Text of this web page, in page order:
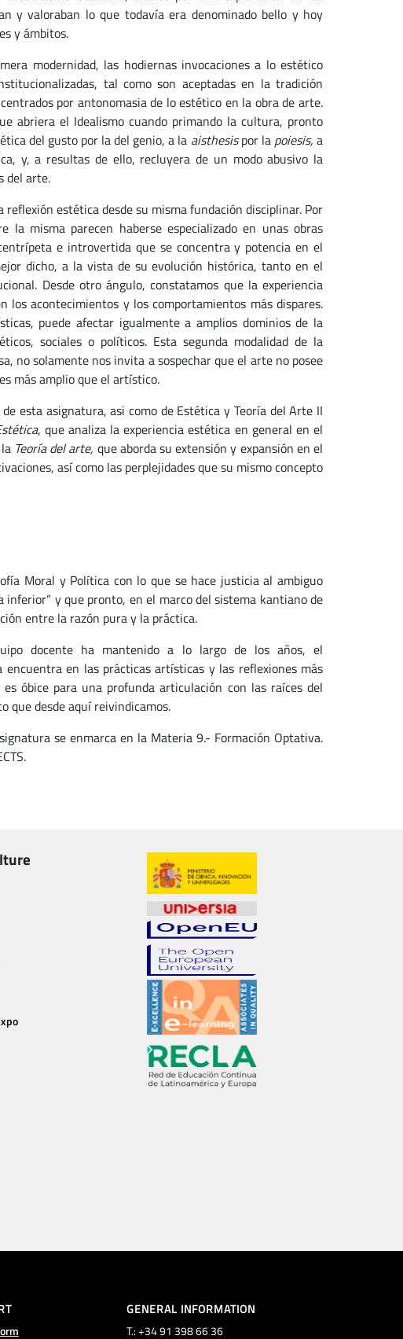
y valoraban lo que todavía era denominado bello y hoy
y ámbitos.
modernidad, las hodiernas invocaciones a lo estético
tal como son aceptadas en la tradición
por antonomasia de lo estético en la obra de arte.
abriera el Idealismo cuando primando la cultura, pronto
del gusto por la del genio, a la aisthesispor la poiesis,a
y, a resultas de ello, recluyera de un modo abusivo la
del arte.
estética desde su misma fundación disciplinar. Por
misma parecen haberse especializado en unas obras
e introvertida que se concentra y potencia en el
dicho, a la vista de su evolución histórica, tanto en el
Desde otro ángulo, constatamos que la experiencia
acontecimientos y los comportamientos más dispares.
puede afectar igualmente a amplios dominios de la
sociales o políticos. Esta segunda modalidad de la
no solamente nos invita a sospechar que el arte no posee
más amplio que el artístico.
esta asignatura, asi como de Estética y Teoría del Arte II
, que analiza la experiencia estética en general en el
Teoría del arte, que aborda su extensión y expansión en el
así como las perplejidades que su mismo concepto
Moral y Política con lo que se hace justicia al ambiguo
y que pronto, en el marco del sistema kantiano de
entre la razón pura y la práctica.
docente ha mantenido a lo largo de los años, el
en las prácticas artísticas y las reflexiones más
óbice para una profunda articulación con las raíces del
que desde aquí reivindicamos.
se enmarca en la Materia 9.- Formación Optativa.
GENERAL INFORMATION
T.: +34 91 398 66 36